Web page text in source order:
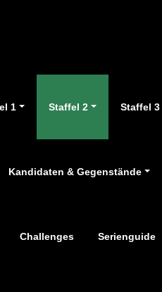
1 Staffel 2 Staffel 3
Kandidaten & Gegenstände
Challenges Serienguide